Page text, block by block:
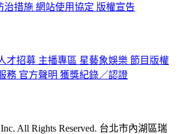
治措施 網站使用協定 版權宣告
才招募 主播專區 星藝象娛樂 節目版權
務 官方聲明 獲獎紀錄／認證
All Rights Reserved. 台北市內湖區瑞